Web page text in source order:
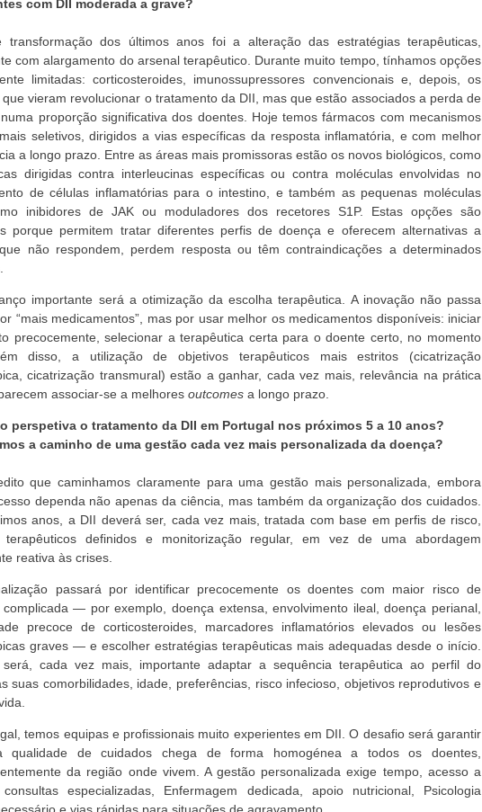
com DII moderada a grave?
transformação dos últimos anos foi a alteração das estratégias terapêuticas,
com alargamento do arsenal terapêutico. Durante muito tempo, tínhamos opções
limitadas: corticosteroides, imunossupressores convencionais e, depois, os
que vieram revolucionar o tratamento da DII, mas que estão associados a perda de
proporção significativa dos doentes. Hoje temos fármacos com mecanismos
seletivos, dirigidos a vias específicas da resposta inflamatória, e com melhor
a longo prazo. Entre as áreas mais promissoras estão os novos biológicos, como
dirigidas contra interleucinas específicas ou contra moléculas envolvidas no
de células inflamatórias para o intestino, e também as pequenas moléculas
inibidores de JAK ou moduladores dos recetores S1P. Estas opções são
porque permitem tratar diferentes perfis de doença e oferecem alternativas a
não respondem, perdem resposta ou têm contraindicações a determinados
importante será a otimização da escolha terapêutica. A inovação não passa
“mais medicamentos”, mas por usar melhor os medicamentos disponíveis: iniciar
precocemente, selecionar a terapêutica certa para o doente certo, no momento
disso, a utilização de objetivos terapêuticos mais estritos (cicatrização
cicatrização transmural) estão a ganhar, cada vez mais, relevância na prática
associar-se a melhores outcomes a longo prazo.
perspetiva o tratamento da DII em Portugal nos próximos 5 a 10 anos?
a caminho de uma gestão cada vez mais personalizada da doença?
que caminhamos claramente para uma gestão mais personalizada, embora
dependa não apenas da ciência, mas também da organização dos cuidados.
anos, a DII deverá ser, cada vez mais, tratada com base em perfis de risco,
terapêuticos definidos e monitorização regular, em vez de uma abordagem
reativa às crises.
passará por identificar precocemente os doentes com maior risco de
complicada — por exemplo, doença extensa, envolvimento ileal, doença perianal,
precoce de corticosteroides, marcadores inflamatórios elevados ou lesões
graves — e escolher estratégias terapêuticas mais adequadas desde o início.
será, cada vez mais, importante adaptar a sequência terapêutica ao perfil do
suas comorbilidades, idade, preferências, risco infecioso, objetivos reprodutivos e
temos equipas e profissionais muito experientes em DII. O desafio será garantir
qualidade de cuidados chega de forma homogénea a todos os doentes,
da região onde vivem. A gestão personalizada exige tempo, acesso a
especializadas, Enfermagem dedicada, apoio nutricional, Psicologia